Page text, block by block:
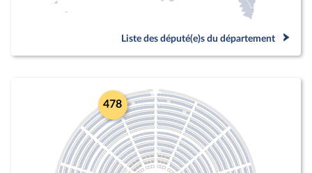
Liste des député(e)s du département
478